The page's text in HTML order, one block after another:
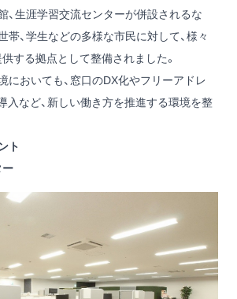
、生涯学習交流センターが併設されるな
帯、学生などの多様な市民に対して、様々
する拠点として整備されました。
においても、窓口のDX化やフリーアドレ
入など、新しい働き方を推進する環境を整
ト
ー